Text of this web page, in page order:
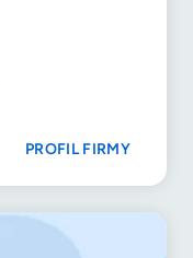
PROFIL FIRMY